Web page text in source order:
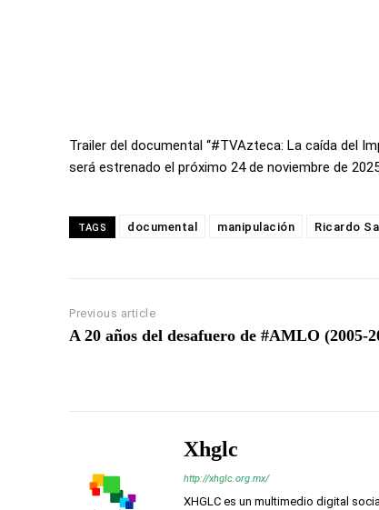
Trailer del documental “#TVAzteca: La caída del
será estrenado el próximo 24 de noviembre de
TAGS documental manipulación Ricardo
Previous article
A 20 años del desafuero de #AMLO (2005-
Xhglc
http://xhglc.org.mx/
XHGLC es un multimedio digital